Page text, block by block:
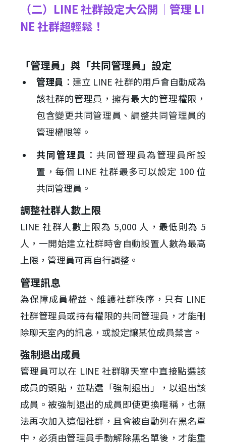
（二）LINE 社群設定大公開｜管理 LI
NE 社群超輕鬆！
「管理員」與「共同管理員」設定
管理員 ：建立 LINE 社群的用戶會自動成為
該社群的管理員，擁有最大的管理權限，
包含變更共同管理員、調整共同管理員的
管理權限等。
共同管理員 ：共同管理員為管理員所設
置，每個 LINE 社群最多可以設定 100 位
共同管理員。
調整社群人數上限
LINE 社群人數上限為 5,000 人，最低則為 5
人，一開始建立社群時會自動設置人數為最高
上限，管理員可再自行調整。
管理訊息
為保障成員權益、維護社群秩序，只有 LINE
社群管理員或持有權限的共同管理員，才能刪
除聊天室內的訊息，或設定讓某位成員禁言。
強制退出成員
管理員可以在 LINE 社群聊天室中直接點選該
成員的頭貼，並點選「強制退出」，以退出該
成員。被強制退出的成員即使更換暱稱，也無
法再次加入這個社群，且會被自動列在黑名單
中，必須由管理員手動解除黑名單後，才能重